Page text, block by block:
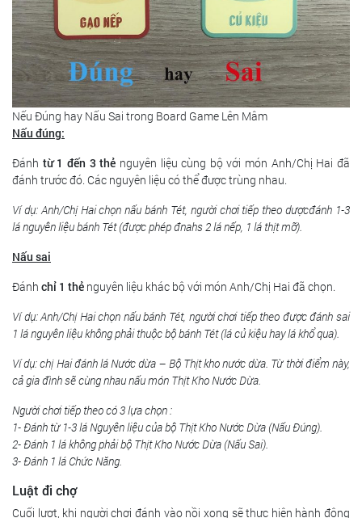
Nếu Đúng hay Nấu Sai trong Board Game Lên Mâm
Nấu đúng:
Đánh từ 1 đến 3 thẻ nguyên liệu cùng bộ với món Anh/Chị Hai đã
đánh trước đó. Các nguyên liệu có thể được trùng nhau.
Ví dụ: Anh/Chị Hai chọn nấu bánh Tét, người chơi tiếp theo dượcđánh 1-3
lá nguyên liệu bánh Tét (được phép đnahs 2 lá nếp, 1 lá thịt mỡ).
Nấu sai
Đánh chỉ 1 thẻ nguyên liệu khác bộ với món Anh/Chị Hai đã chọn.
Ví dụ: Anh/Chị Hai chọn nấu bánh Tét, người chơi tiếp theo được đánh sai
1 lá nguyên liệu không phải thuộc bộ bánh Tét (lá củ kiệu hay lá khổ qua).
Ví dụ: chị Hai đánh lá Nước dừa – Bộ Thịt kho nước dừa. Từ thời điểm này,
cả gia đình sẽ cùng nhau nấu món Thịt Kho Nước Dừa.
Người chơi tiếp theo có 3 lựa chọn :
1- Đánh từ 1-3 lá Nguyên liệu của bộ Thịt Kho Nước Dừa (Nấu Đúng).
2- Đánh 1 lá không phải bộ Thịt Kho Nước Dừa (Nấu Sai).
3- Đánh 1 lá Chức Năng.
Luật đi chợ
Cuối lượt, khi người chơi đánh vào nồi xong sẽ thực hiện hành động